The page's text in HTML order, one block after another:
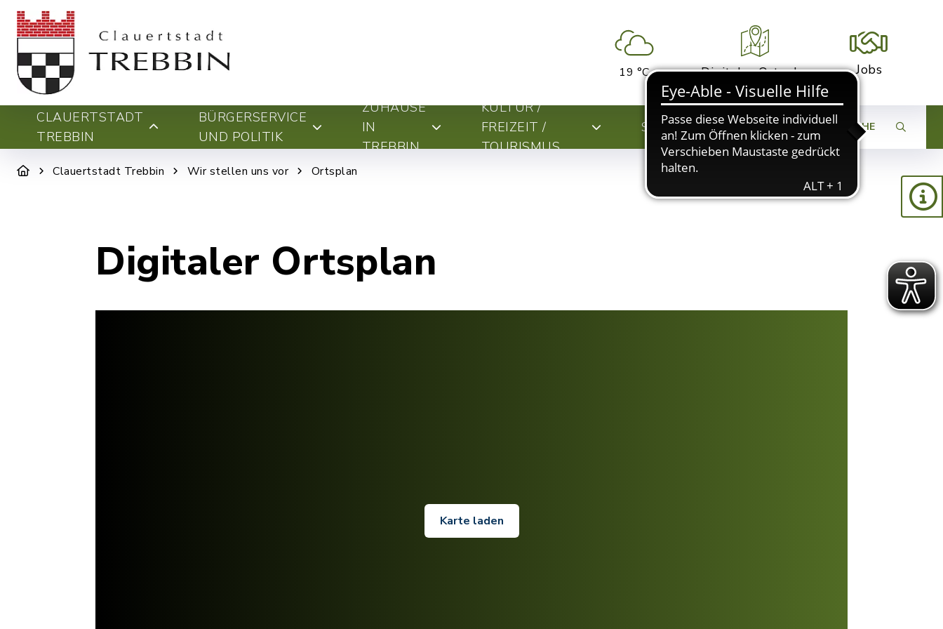
19 °C Digitaler Ortsplan Jobs
CLAUERTSTADT
TREBBIN
BÜRGERSERVICE
UND POLITIK
ZUHAUSE
IN
TREBBIN
KULTUR /
FREIZEIT /
TOURISMUS
STADTENTWICKLUNG SUCHE
Clauertstadt Trebbin Wir stellen uns vor Ortsplan
Digitaler Ortsplan
Karte laden